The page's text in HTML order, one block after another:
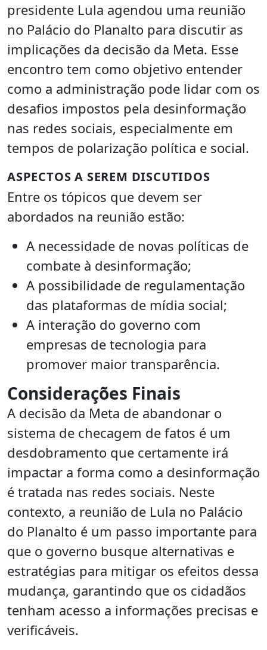
presidente Lula agendou uma reunião
no Palácio do Planalto para discutir as
implicações da decisão da Meta. Esse
encontro tem como objetivo entender
como a administração pode lidar com os
desafios impostos pela desinformação
nas redes sociais, especialmente em
tempos de polarização política e social.
ASPECTOS A SEREM DISCUTIDOS
Entre os tópicos que devem ser
abordados na reunião estão:
A necessidade de novas políticas de
combate à desinformação;
A possibilidade de regulamentação
das plataformas de mídia social;
A interação do governo com
empresas de tecnologia para
promover maior transparência.
Considerações Finais
A decisão da Meta de abandonar o
sistema de checagem de fatos é um
desdobramento que certamente irá
impactar a forma como a desinformação
é tratada nas redes sociais. Neste
contexto, a reunião de Lula no Palácio
do Planalto é um passo importante para
que o governo busque alternativas e
estratégias para mitigar os efeitos dessa
mudança, garantindo que os cidadãos
tenham acesso a informações precisas e
verificáveis.